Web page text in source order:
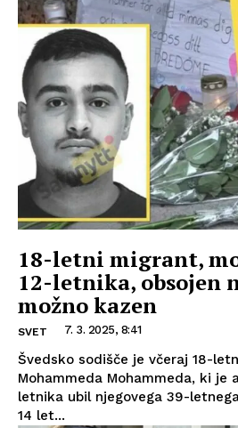
18-letni migrant,
12-letnika, obsojen
možno kazen
SVET 7. 3. 2025, 8:41
Švedsko sodišče je včeraj 18-
Mohammeda Mohammeda, ki je
letnika ubil njegovega 39-
14 let...